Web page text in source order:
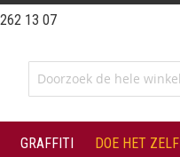
13 07
GRAFFITI DOE HET ZELF